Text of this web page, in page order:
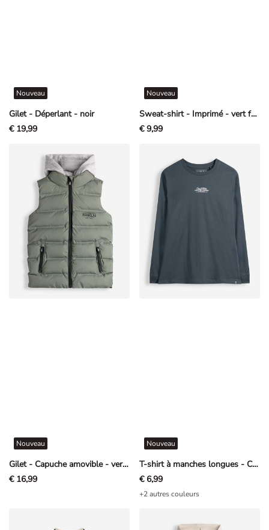
Gilet - Déperlant - noir
Nouveau
€ 19,99
Sweat-shirt - Imprimé - vert foncé
Nouveau
€ 9,99
Gilet - Capuche amovible - vert foncé
Nouveau
€ 16,99
T-shirt à manches longues - Coupe oversize - bleu foncé
Nouveau
€ 6,99
+2 autres couleurs